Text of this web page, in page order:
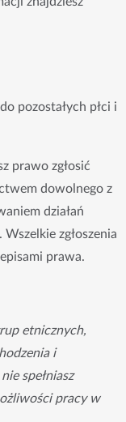
pozostałych płci i
prawo zgłosić
dowolnego z
działań
zgłoszenia
prawa.
etnicznych,
i
spełniasz
pracy w